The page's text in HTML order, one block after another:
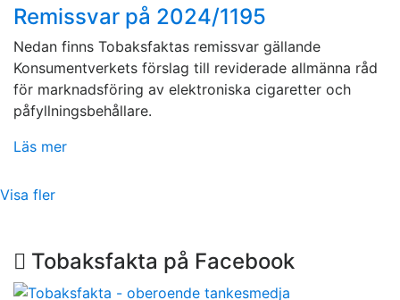
Remissvar på 2024/1195
Nedan finns Tobaksfaktas remissvar gällande
Konsumentverkets förslag till reviderade allmänna råd
för marknadsföring av elektroniska cigaretter och
påfyllningsbehållare.
Läs mer
Visa fler
Tobaksfakta på Facebook